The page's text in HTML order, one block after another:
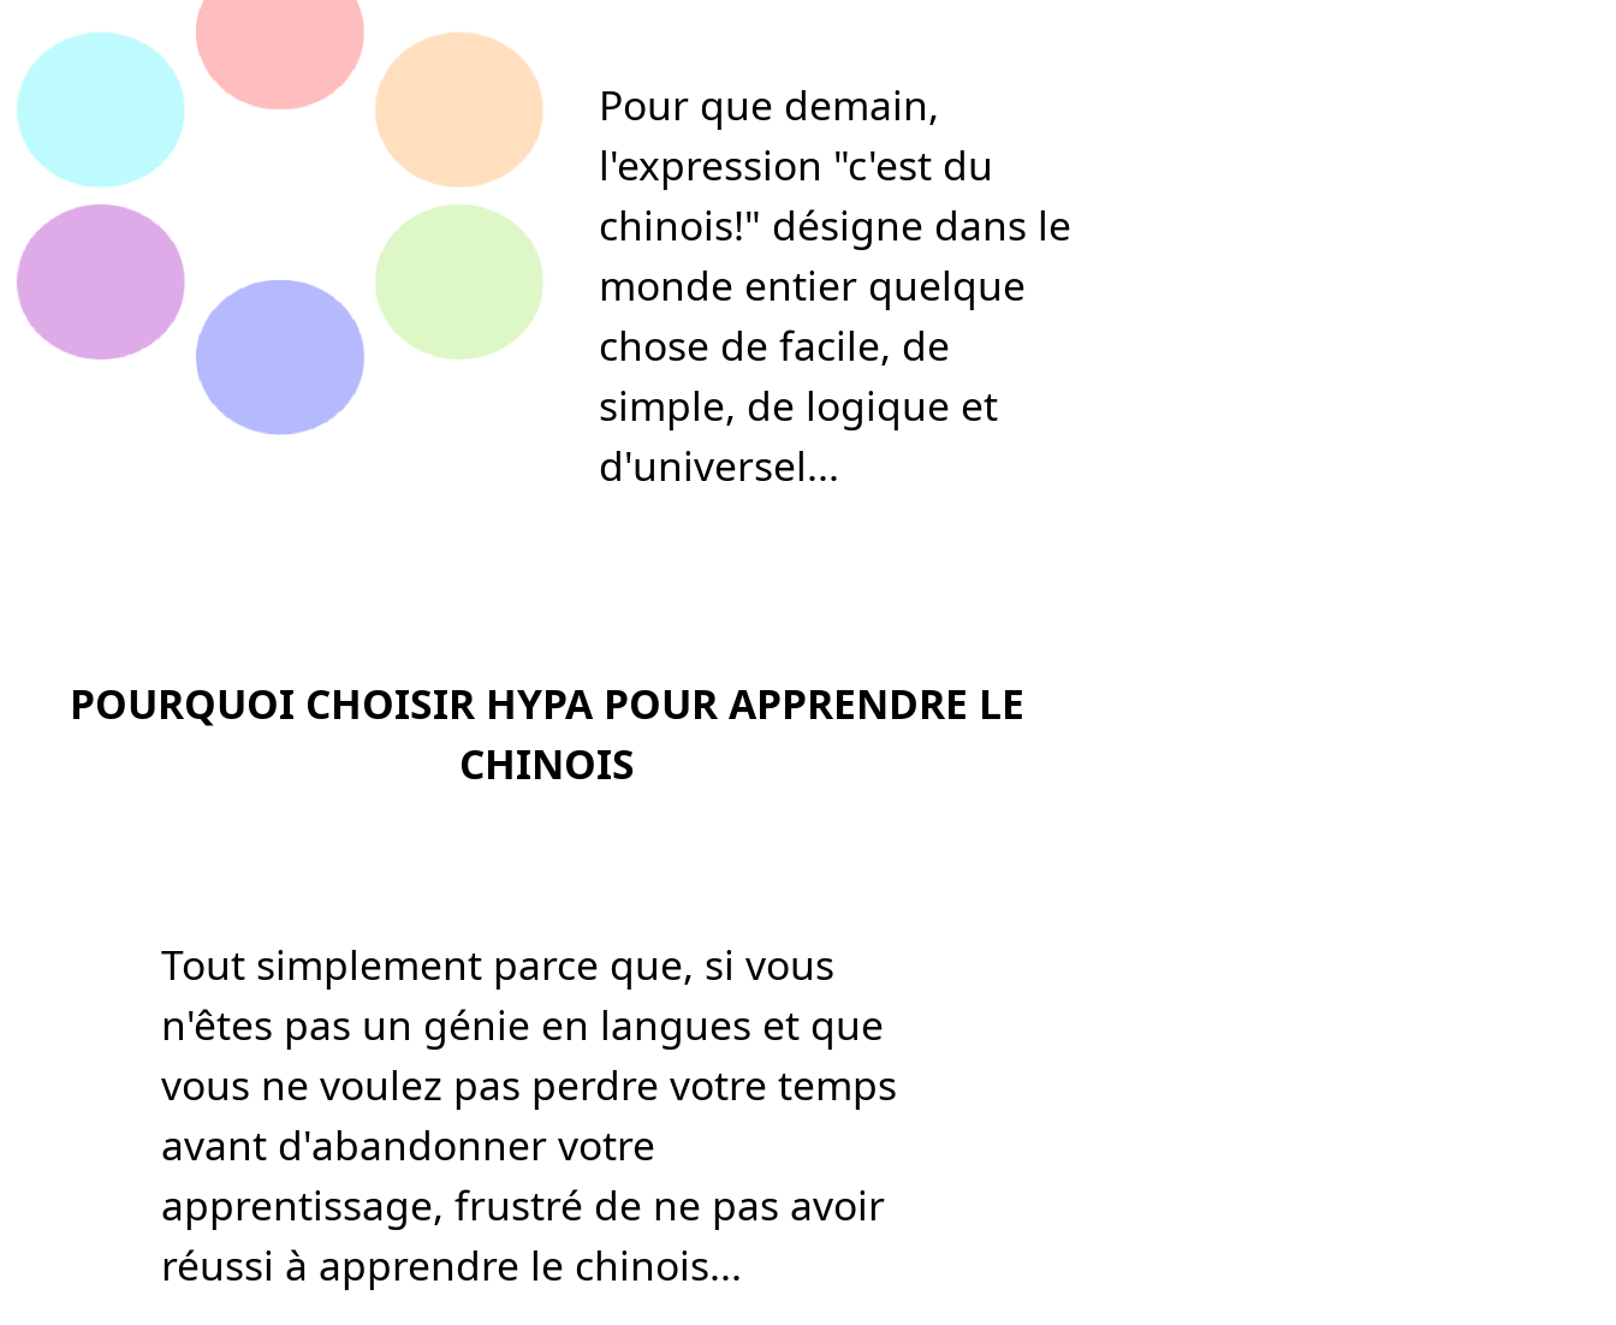
Pour que demain,
l'expression "c'est du
chinois!" désigne dans le
monde entier quelque
chose de facile, de
simple, de logique et
d'universel...
POURQUOI CHOISIR HYPA POUR APPRENDRE LE
CHINOIS
Tout simplement parce que, si vous
n'êtes pas un génie en langues et que
vous ne voulez pas perdre votre temps
avant d'abandonner votre
apprentissage, frustré de ne pas avoir
réussi à apprendre le chinois...